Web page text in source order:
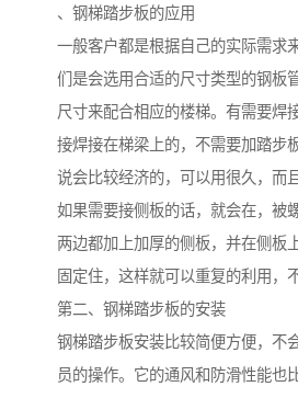
、钢梯踏步板的应用
一般客户都是根据自己的实际需求
们是会选用合适的尺寸类型的钢板
尺寸来配合相应的楼梯。有需要焊
接焊接在梯梁上的，不需要加踏步
说会比较经济的，可以用很久，而
如果需要接侧板的话，就会在，被
两边都加上加厚的侧板，并在侧板
固定住，这样就可以重复的利用，
第二、钢梯踏步板的安装
钢梯踏步板安装比较简便方便，不
员的操作。它的通风和防滑性能也